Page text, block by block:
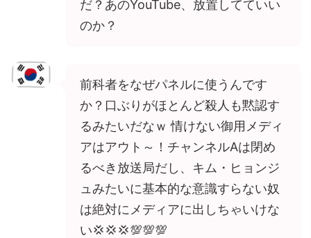
だ？あのYouTube、放置してていい
のか？
前科者をなぜパネルに使うんです
か？口ぶりがほとんど殺人も黙認す
るみたいだなｗ 情けない御用メディ
アはアウト～！チャンネルAは閉め
るべき放送局だし、キム・ヒョンジ
ュみたいに基本的な意識すらない奴
は絶対にメディアに出しちゃいけな
い💢💢💢💯💯💯